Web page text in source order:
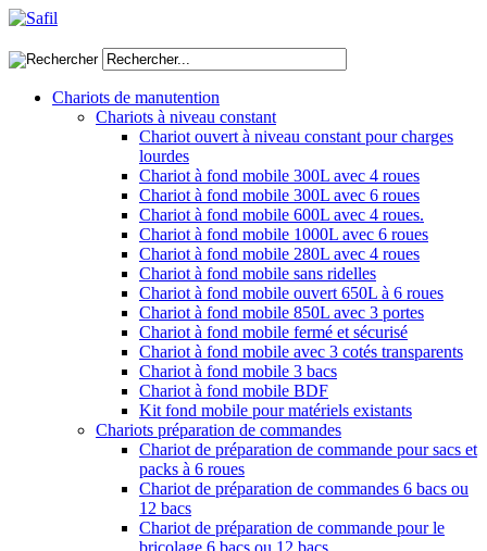
Chariots de manutention
Chariots à niveau constant
Chariot ouvert à niveau constant pour charges
lourdes
Chariot à fond mobile 300L avec 4 roues
Chariot à fond mobile 300L avec 6 roues
Chariot à fond mobile 600L avec 4 roues.
Chariot à fond mobile 1000L avec 6 roues
Chariot à fond mobile 280L avec 4 roues
Chariot à fond mobile sans ridelles
Chariot à fond mobile ouvert 650L à 6 roues
Chariot à fond mobile 850L avec 3 portes
Chariot à fond mobile fermé et sécurisé
Chariot à fond mobile avec 3 cotés transparents
Chariot à fond mobile 3 bacs
Chariot à fond mobile BDF
Kit fond mobile pour matériels existants
Chariots préparation de commandes
Chariot de préparation de commande pour sacs et
packs à 6 roues
Chariot de préparation de commandes 6 bacs ou
12 bacs
Chariot de préparation de commande pour le
bricolage 6 bacs ou 12 bacs